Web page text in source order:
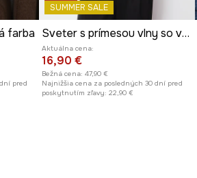
farba
pred
SUMMER SALE
Sveter s prímesou vlny so vzorom
Aktuálna cena:
16,90 €
Bežná cena: 47,90 €
Najnižšia cena za posledných 30 dní pred
poskytnutím zľavy: 22,90 €